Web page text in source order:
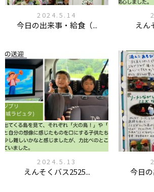
2024.5.14
今日の出来事・給食（... えん
2024.5.13
えんそくバス2525... 今日